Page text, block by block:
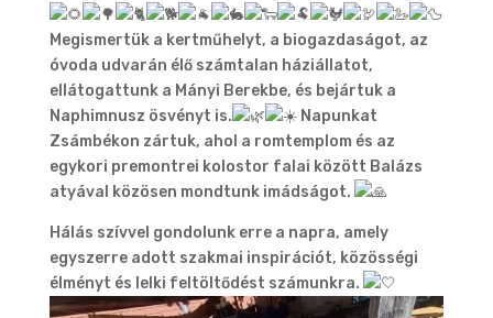
Megismertük a kertműhelyt, a biogazdaságot, az
óvoda udvarán élő számtalan háziállatot,
ellátogattunk a Mányi Berekbe, és bejártuk a
Naphimnusz ösvényt is.
Napunkat
Zsámbékon zártuk, ahol a romtemplom és az
egykori premontrei kolostor falai között Balázs
atyával közösen mondtunk imádságot.
Hálás szívvel gondolunk erre a napra, amely
egyszerre adott szakmai inspirációt, közösségi
élményt és lelki feltöltődést számunkra.